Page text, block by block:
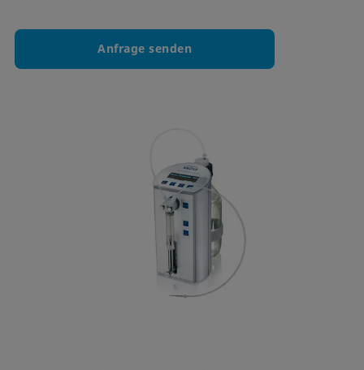
Anfrage senden